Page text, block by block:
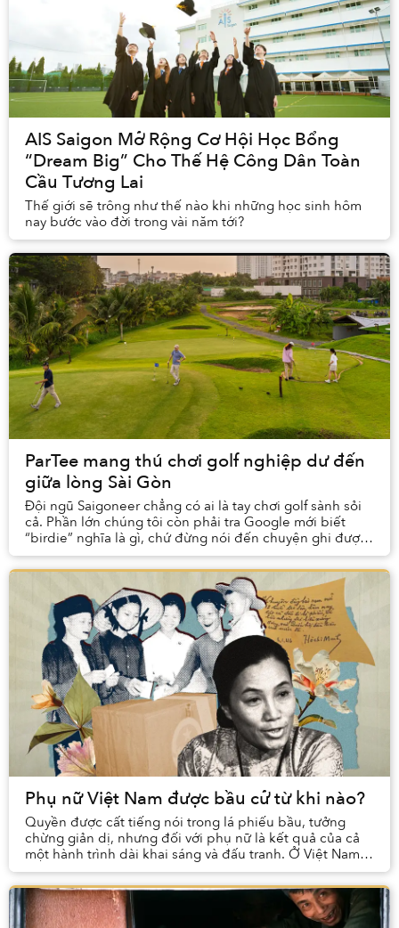
AIS Saigon Mở Rộng Cơ Hội Học Bổng
“Dream Big” Cho Thế Hệ Công Dân Toàn
Cầu Tương Lai
Thế giới sẽ trông như thế nào khi những học sinh hôm
nay bước vào đời trong vài năm tới?
ParTee mang thú chơi golf nghiệp dư đến
giữa lòng Sài Gòn
Đội ngũ Saigoneer chẳng có ai là tay chơi golf sành sỏi
cả. Phần lớn chúng tôi còn phải tra Google mới biết
“birdie” nghĩa là gì, chứ đừng nói đến chuyện ghi được
một cú đánh đẹp mắt. Vậy mà một buổi ...
Phụ nữ Việt Nam được bầu cử từ khi nào?
Quyền được cất tiếng nói trong lá phiếu bầu, tưởng
chừng giản dị, nhưng đối với phụ nữ là kết quả của cả
một hành trình dài khai sáng và đấu tranh. Ở Việt Nam,
hành trình ấy bắt đầu sớm hơn nhiều ngườ...